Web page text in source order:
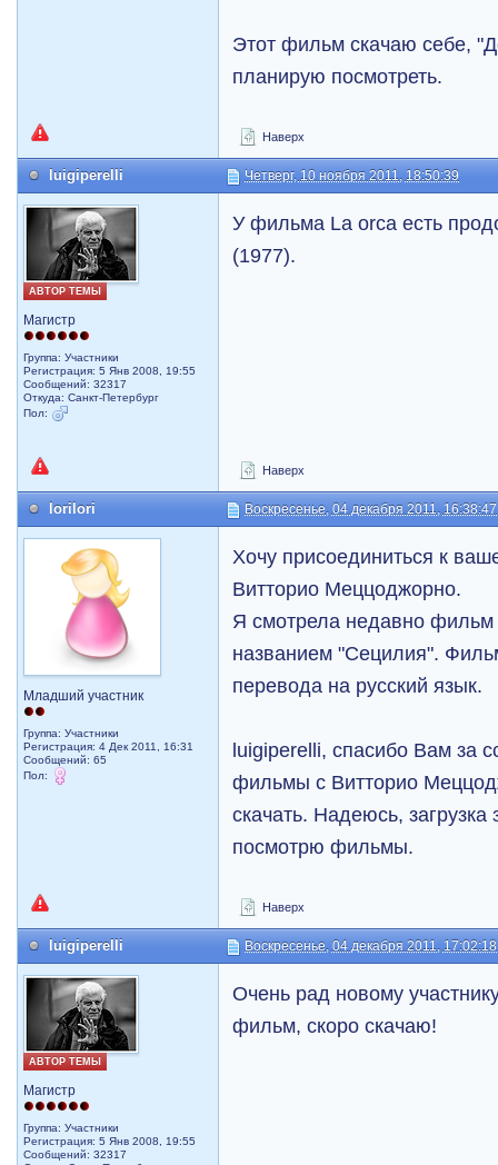
Этот фильм скачаю себе,
планирую посмотреть.
Наверх
luigiperelli Четверг, 10 ноября 2011, 18:50:39
АВТОР ТЕМЫ
Магистр
Группа: Участники
Регистрация: 5 Янв 2008, 19:55
Сообщений: 32317
Откуда: Санкт-Петербург
Пол:
У фильма La orca есть
(1977).
Наверх
lorilori Воскресенье, 04 декабря 2011, 16:38:47
Младший участник
Группа: Участники
Регистрация: 4 Дек 2011, 16:31
Сообщений: 65
Пол:
Хочу присоединиться к
Витторио Меццоджорно.
Я смотрела недавно фильм
названием "Сецилия".
перевода на русский язык.
luigiperelli, спасибо Вам за
фильмы с Витторио
скачать. Надеюсь,
посмотрю фильмы.
Наверх
luigiperelli Воскресенье, 04 декабря 2011, 17:02:18
АВТОР ТЕМЫ
Магистр
Группа: Участники
Регистрация: 5 Янв 2008, 19:55
Сообщений: 32317
Очень рад новому
фильм, скоро скачаю!